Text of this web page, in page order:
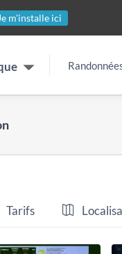
m'installe ici
Tarifs